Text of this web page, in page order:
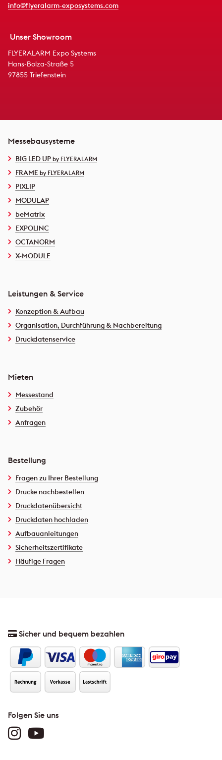
info@flyeralarm-exposystems.com
Unser Showroom
FLYERALARM Expo Systems
Hans-Bolza-Straße 5
97855 Triefenstein
Messebausysteme
BIG LED UP by FLYERALARM
FRAME by FLYERALARM
PIXLIP
MODULAP
beMatrix
EXPOLINC
OCTANORM
X-MODULE
Leistungen & Service
Konzeption & Aufbau
Organisation, Durchführung & Nachbereitung
Druckdatenservice
Mieten
Messestand
Zubehör
Anfragen
Bestellung
Fragen zu Ihrer Bestellung
Drucke nachbestellen
Druckdatenübersicht
Druckdaten hochladen
Aufbauanleitungen
Sicherheitszertifikate
Häufige Fragen
Sicher und bequem bezahlen
Folgen Sie uns